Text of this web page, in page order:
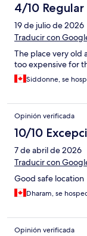
4/10 Regular
19 de julio de 2026
Traducir con
The place very old
too expensive for
Siddonne, se
Opinión verificada
10/10
7 de abril de 2026
Traducir con
Good safe location
Dharam, se
Opinión verificada